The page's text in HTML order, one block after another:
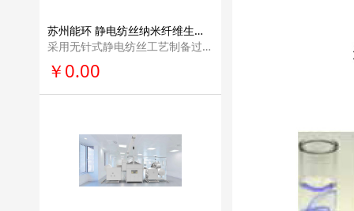
苏州能环 静电纺丝纳米纤维生产线产业化解决方案流水线量产设备Filspun系列
采用无针式静电纺丝工艺制备过滤材料的专业 量产设备。其具有多个非针式的静电纺丝发射极，保证了纳米纤维丝在基底上分布均匀 的同时还提供了较大的产能。
￥0.00